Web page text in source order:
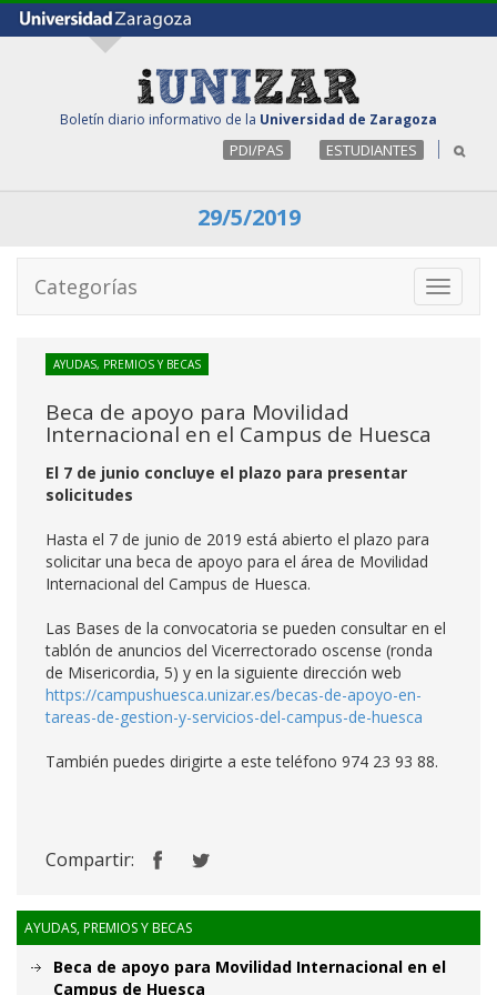
Boletín diario informativo de la Universidad de Zaragoza
PDI/PAS ESTUDIANTES
29/5/2019
Toggle
Categorías
AYUDAS, PREMIOS Y BECAS
Beca de apoyo para Movilidad
Internacional en el Campus de Huesca
El 7 de junio concluye el plazo para presentar
solicitudes
Hasta el 7 de junio de 2019 está abierto el plazo para
solicitar una beca de apoyo para el área de Movilidad
Internacional del Campus de Huesca.
Las Bases de la convocatoria se pueden consultar en el
tablón de anuncios del Vicerrectorado oscense (ronda
de Misericordia, 5) y en la siguiente dirección web
https://campushuesca.unizar.es/becas-de-apoyo-en-
tareas-de-gestion-y-servicios-del-campus-de-huesca
También puedes dirigirte a este teléfono 974 23 93 88.
Compartir:
AYUDAS, PREMIOS Y BECAS
Beca de apoyo para Movilidad Internacional en el
Campus de Huesca